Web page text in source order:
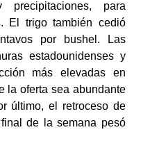
precipitaciones, para
El trigo también cedió
por bushel. Las
estadounidenses y
más elevadas en
la oferta sea abundante
último, el retroceso de
de la semana pesó